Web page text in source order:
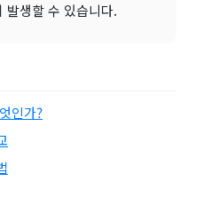
발생할 수 있습니다.
인가?